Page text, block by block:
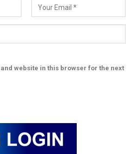
website in this browser for the next